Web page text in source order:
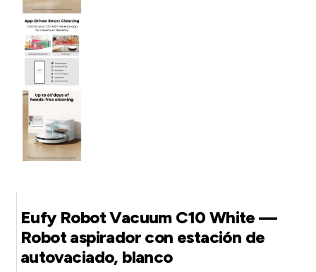
Eufy Robot Vacuum C10 White —
Robot aspirador con estación de
autovaciado, blanco